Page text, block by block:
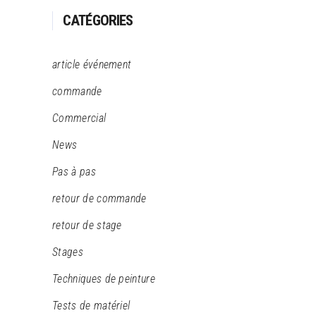
CATÉGORIES
article événement
commande
Commercial
News
Pas à pas
retour de commande
retour de stage
Stages
Techniques de peinture
Tests de matériel